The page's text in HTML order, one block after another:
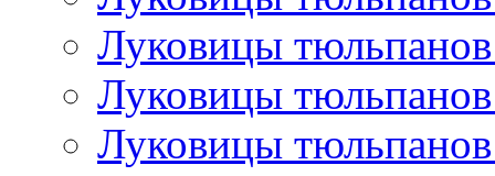
Луковицы
Луковицы
Луковицы